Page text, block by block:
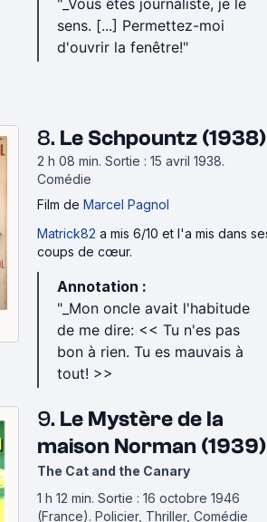
"_Vous êtes journaliste, je le
sens. [...] Permettez-moi
d'ouvrir la fenêtre!"
8. Le Schpountz (1938)
2 h 08 min. Sortie : 15 avril 1938.
Comédie
Film de Marcel Pagnol
Matrick82 a mis 6/10 et l'a mis dans
coups de cœur.
Annotation :
"_Mon oncle avait l'habitude
de me dire: << Tu n'es pas
bon à rien. Tu es mauvais à
tout! >>
9. Le Mystère de la
maison Norman (1939)
The Cat and the Canary
1 h 12 min. Sortie : 16 octobre 1946
(France). Policier, Thriller, Comédie